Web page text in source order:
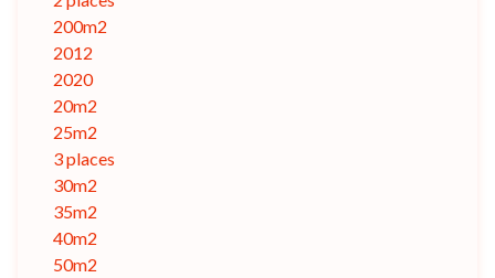
200m2
2012
2020
20m2
25m2
3 places
30m2
35m2
40m2
50m2